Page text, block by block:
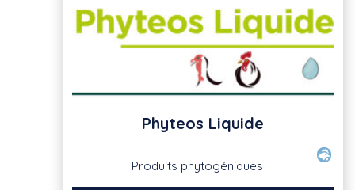
Phyteos Liquide
Produits phytogéniques